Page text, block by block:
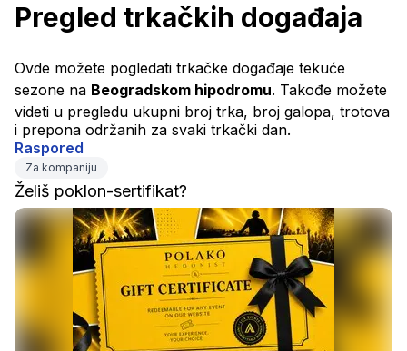
Pregled trkačkih događaja
Ovde možete pogledati trkačke događaje tekuće
sezone na Beogradskom hipodromu. Takođe možete
videti u pregledu ukupni broj trka, broj galopa, trotova
i prepona održanih za svaki trkački dan.
Raspored
Za kompaniju
Želiš poklon-sertifikat?